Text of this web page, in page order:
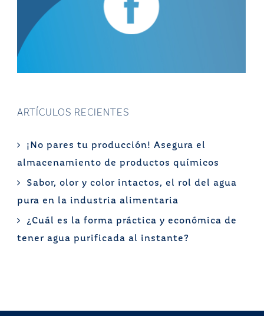
ARTÍCULOS RECIENTES
¡No pares tu producción! Asegura el
almacenamiento de productos químicos
Sabor, olor y color intactos, el rol del agua
pura en la industria alimentaria
¿Cuál es la forma práctica y económica de
tener agua purificada al instante?